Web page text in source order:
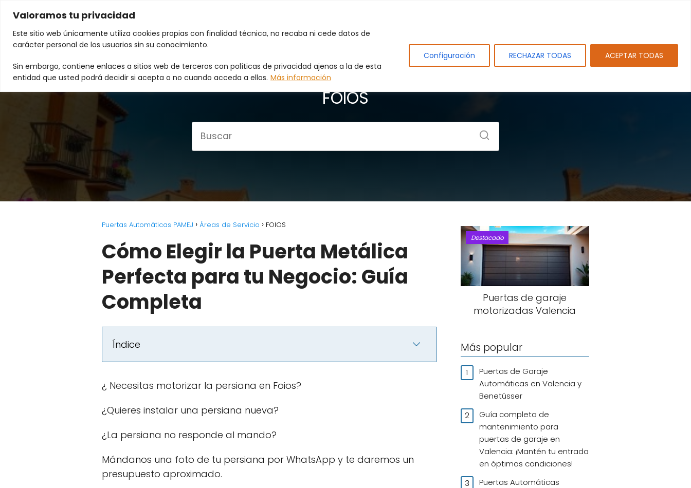
Valoramos tu privacidad
Este sitio web únicamente utiliza cookies propias con finalidad técnica, no recaba ni cede datos de
carácter personal de los usuarios sin su conocimiento.
Sin embargo, contiene enlaces a sitios web de terceros con políticas de privacidad ajenas a la de esta
entidad que usted podrá decidir si acepta o no cuando acceda a ellos. Más información
Configuración RECHAZAR TODAS ACEPTAR TODAS
FOIOS
Puertas Automáticas PAMEJ Áreas de Servicio FOIOS
Cómo Elegir la Puerta Metálica
Perfecta para tu Negocio: Guía
Completa
Índice
¿ Necesitas motorizar la persiana en Foios?
¿Quieres instalar una persiana nueva?
¿La persiana no responde al mando?
Mándanos una foto de tu persiana por WhatsApp y te daremos un
presupuesto aproximado.
Destacado
Puertas de garaje
motorizadas Valencia
Más popular
Puertas de Garaje
Automáticas en Valencia y
Benetússer
Guía completa de
mantenimiento para
puertas de garaje en
Valencia: ¡Mantén tu entrada
en óptimas condiciones!
Puertas Automáticas